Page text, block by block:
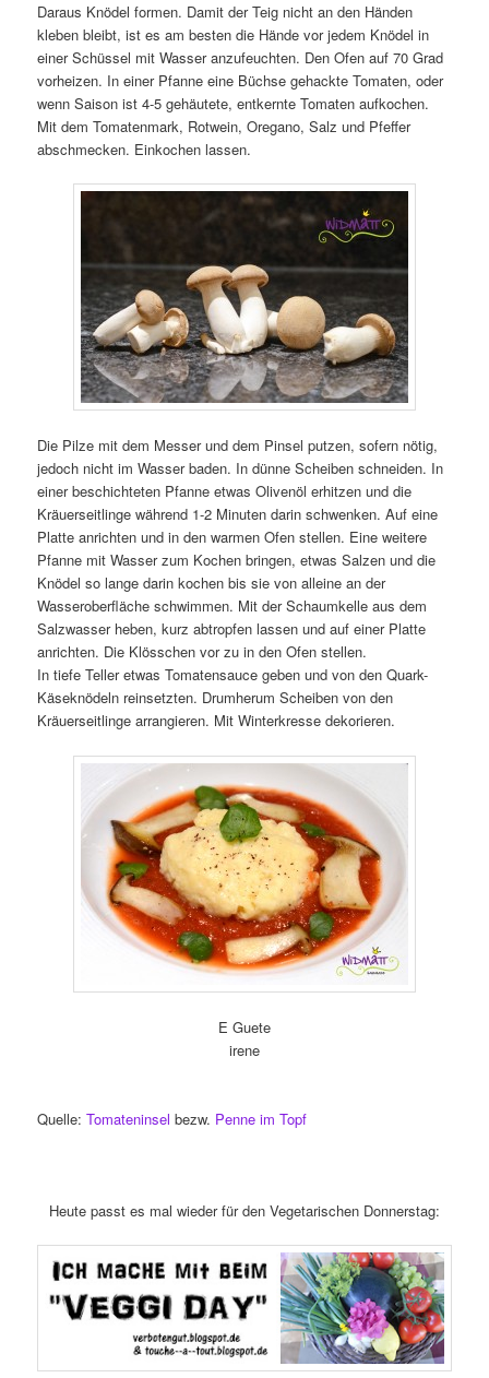
Daraus Knödel formen. Damit der Teig nicht an den Händen
kleben bleibt, ist es am besten die Hände vor jedem Knödel in
einer Schüssel mit Wasser anzufeuchten. Den Ofen auf 70 Grad
vorheizen. In einer Pfanne eine Büchse gehackte Tomaten, oder
wenn Saison ist 4-5 gehäutete, entkernte Tomaten aufkochen.
Mit dem Tomatenmark, Rotwein, Oregano, Salz und Pfeffer
abschmecken. Einkochen lassen.
Die Pilze mit dem Messer und dem Pinsel putzen, sofern nötig,
jedoch nicht im Wasser baden. In dünne Scheiben schneiden. In
einer beschichteten Pfanne etwas Olivenöl erhitzen und die
Kräuerseitlinge während 1-2 Minuten darin schwenken. Auf eine
Platte anrichten und in den warmen Ofen stellen. Eine weitere
Pfanne mit Wasser zum Kochen bringen, etwas Salzen und die
Knödel so lange darin kochen bis sie von alleine an der
Wasseroberfläche schwimmen. Mit der Schaumkelle aus dem
Salzwasser heben, kurz abtropfen lassen und auf einer Platte
anrichten. Die Klösschen vor zu in den Ofen stellen.
In tiefe Teller etwas Tomatensauce geben und von den Quark-
Käseknödeln reinsetzten. Drumherum Scheiben von den
Kräuerseitlinge arrangieren. Mit Winterkresse dekorieren.
E Guete
irene
Quelle:Tomateninselbezw. Penne im Topf
Heute passt es mal wieder für den Vegetarischen Donnerstag: